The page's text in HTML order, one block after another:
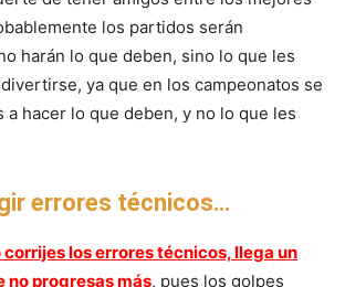
los partidos serán
harán lo que deben, sino lo que les
ya que en los campeonatos se
a hacer lo que deben, y no lo que les
errores técnicos…
corrijes los errores técnicos, llega un
no progresas más, pues los golpes